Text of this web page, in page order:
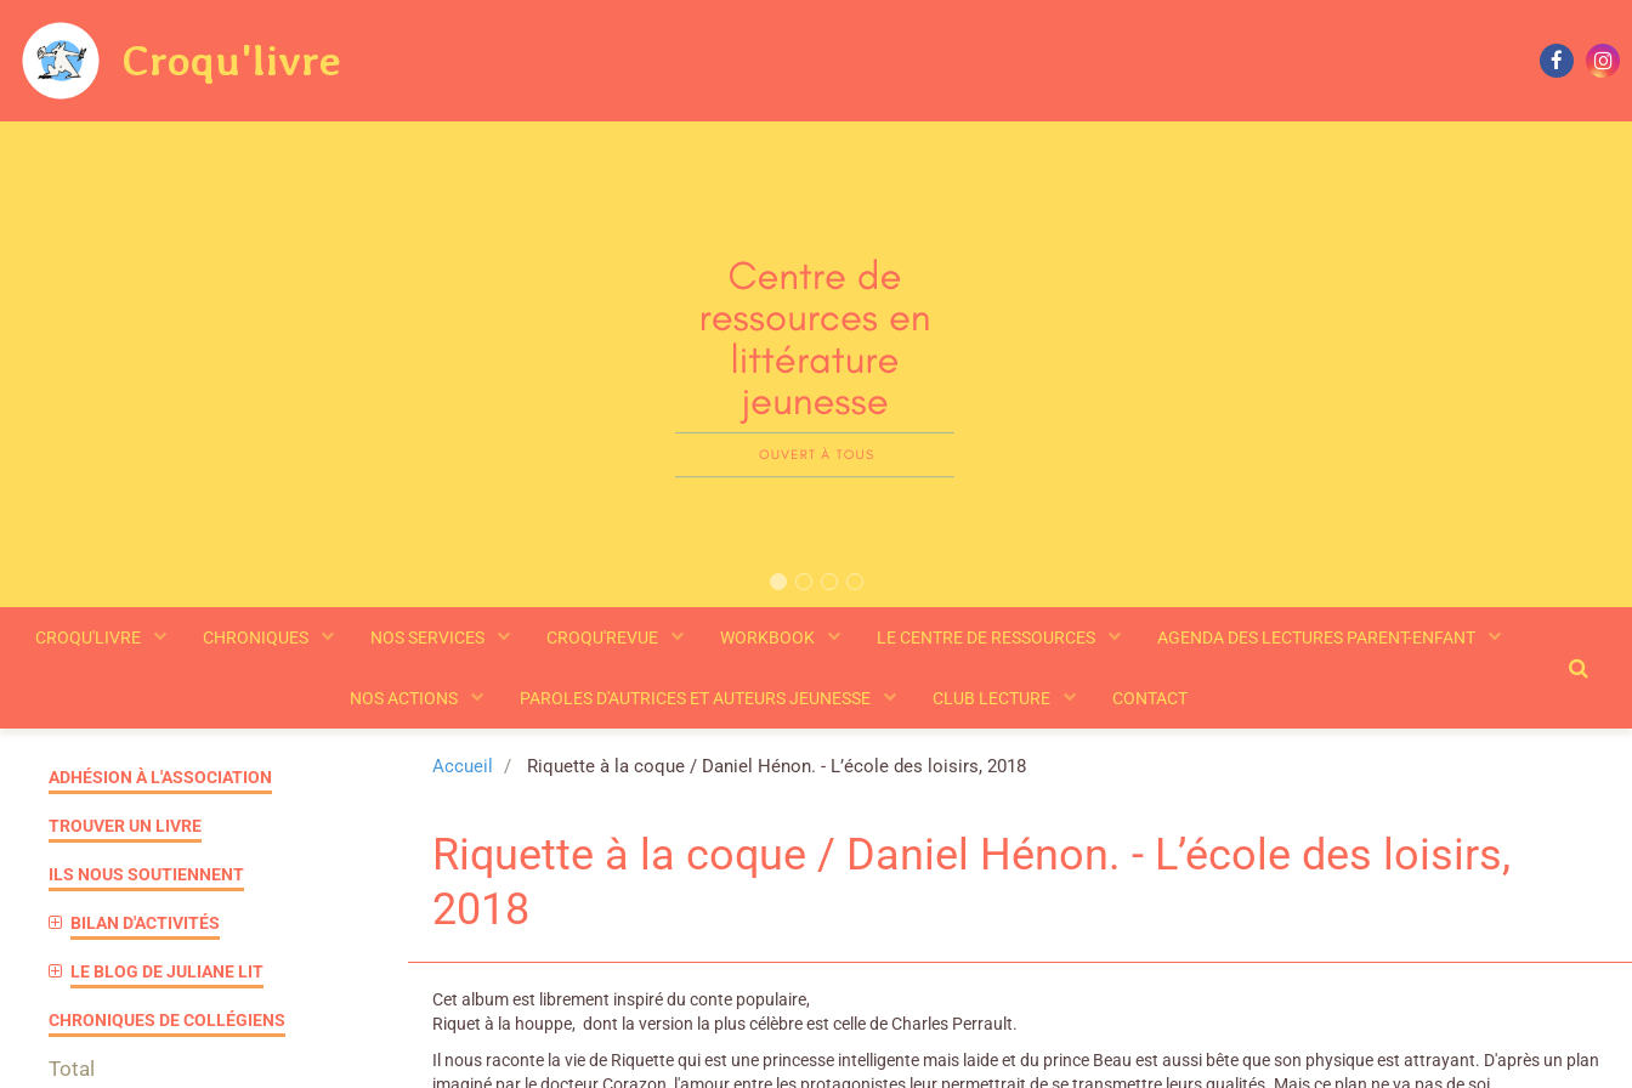
Croqu'livre
CROQU'LIVRE CHRONIQUES NOS SERVICES CROQU'REVUE WORKBOOK LE CENTRE DE RESSOURCES AGENDA DES LECTURES PARENT-ENFANT
NOS ACTIONS PAROLES D'AUTRICES ET AUTEURS JEUNESSE CLUB LECTURE CONTACT
Accueil Riquette à la coque / Daniel Hénon. - L’école des loisirs, 2018
Riquette à la coque / Daniel Hénon. - L’école des loisirs,
2018
Cet album est librement inspiré du conte populaire,
Riquet à la houppe, dont la version la plus célèbre est celle de Charles Perrault.
Il nous raconte la vie de Riquette qui est une princesse intelligente mais laide et du prince Beau est aussi bête que son physique est attrayant. D'après un plan
ADHÉSION À L'ASSOCIATION
TROUVER UN LIVRE
ILS NOUS SOUTIENNENT
BILAN D'ACTIVITÉS
LE BLOG DE JULIANE LIT
CHRONIQUES DE COLLÉGIENS
Total